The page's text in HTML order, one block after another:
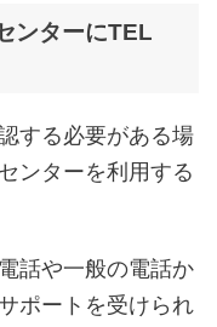
ンターにTEL
する必要がある場
ンターを利用する
話や一般の電話か
ポートを受けられ